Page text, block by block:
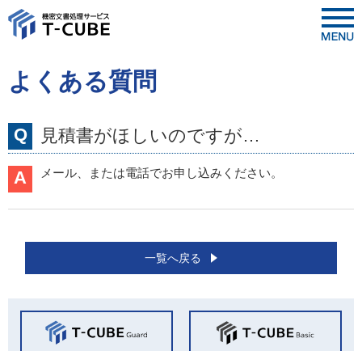
よくある質問
Q 見積書がほしいのですが…
A メール、または電話でお申し込みください。
一覧へ戻る